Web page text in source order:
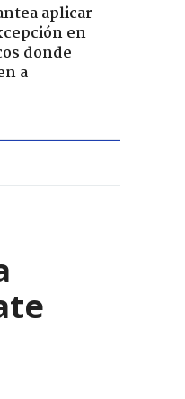
aplicar
en
donde
a